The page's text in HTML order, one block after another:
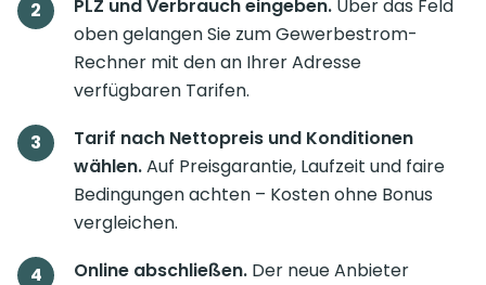
PLZ und Verbrauch eingeben. Über das Feld
oben gelangen Sie zum Gewerbestrom-
Rechner mit den an Ihrer Adresse
verfügbaren Tarifen.
Tarif nach Nettopreis und Konditionen
wählen.Auf Preisgarantie, Laufzeit und faire
Bedingungen achten – Kosten ohne Bonus
vergleichen.
Online abschließen. Der neue Anbieter